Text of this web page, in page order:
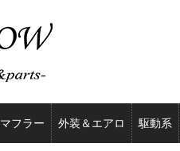
マフラー 外装＆エアロ 駆動系